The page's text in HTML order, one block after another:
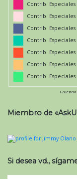
Contrib. Especiales
Contrib. Especiales
Contrib. Especiales
Contrib. Especiales
Contrib. Especiales
Contrib. Especiales
Contrib. Especiales
Miembro de
Si desea vd.,